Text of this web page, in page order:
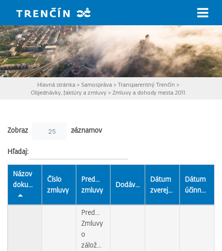
Hlavná stránka > Samospráva > Transparentný Trenčín >
Objednávky, faktúry a zmluvy >Zmluvy a dohody mesta 2011
Zobraz 25 záznamov
Hľadaj:
Názov
dokumentu
Číslo
zmluvy
Predmet
zmluvy
Dodávateľ
Dátum
zverejnenia
Dátum
účinnosti
Predmetom
Zmluvy
o
záložnom